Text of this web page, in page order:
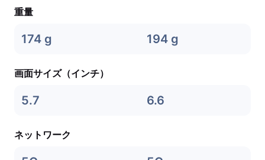
重量
174 g 194 g
画面サイズ（インチ）
5.7 6.6
ネットワーク